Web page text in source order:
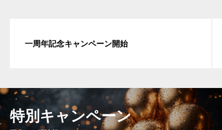
一周年記念キャンペーン開始
特別キャンペーン